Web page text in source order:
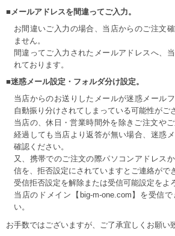
■メールアドレスを間違ってご入力。
お間違いご入力の場合、当店からのご注文
ません。
間違ってご入力されたメールアドレスへ、
れております。
■迷惑メール設定・フォルダ分け設定。
当店からのお送りしたメールが迷惑メール
自動振り分けされてしまっている可能性がご
当店の、休日・営業時間外を除きご注文や
経過しても当店より返答が無い場合、迷惑
確認ください。
又、携帯でのご注文の際パソコンアドレス
信を、拒否設定にされていますとご連絡がで
受信拒否設定を解除または受信可能設定をよ
当店のドメイン【big-m-one.com】を受信
い。
お手数ではございますが、ご了承宜しくお願い